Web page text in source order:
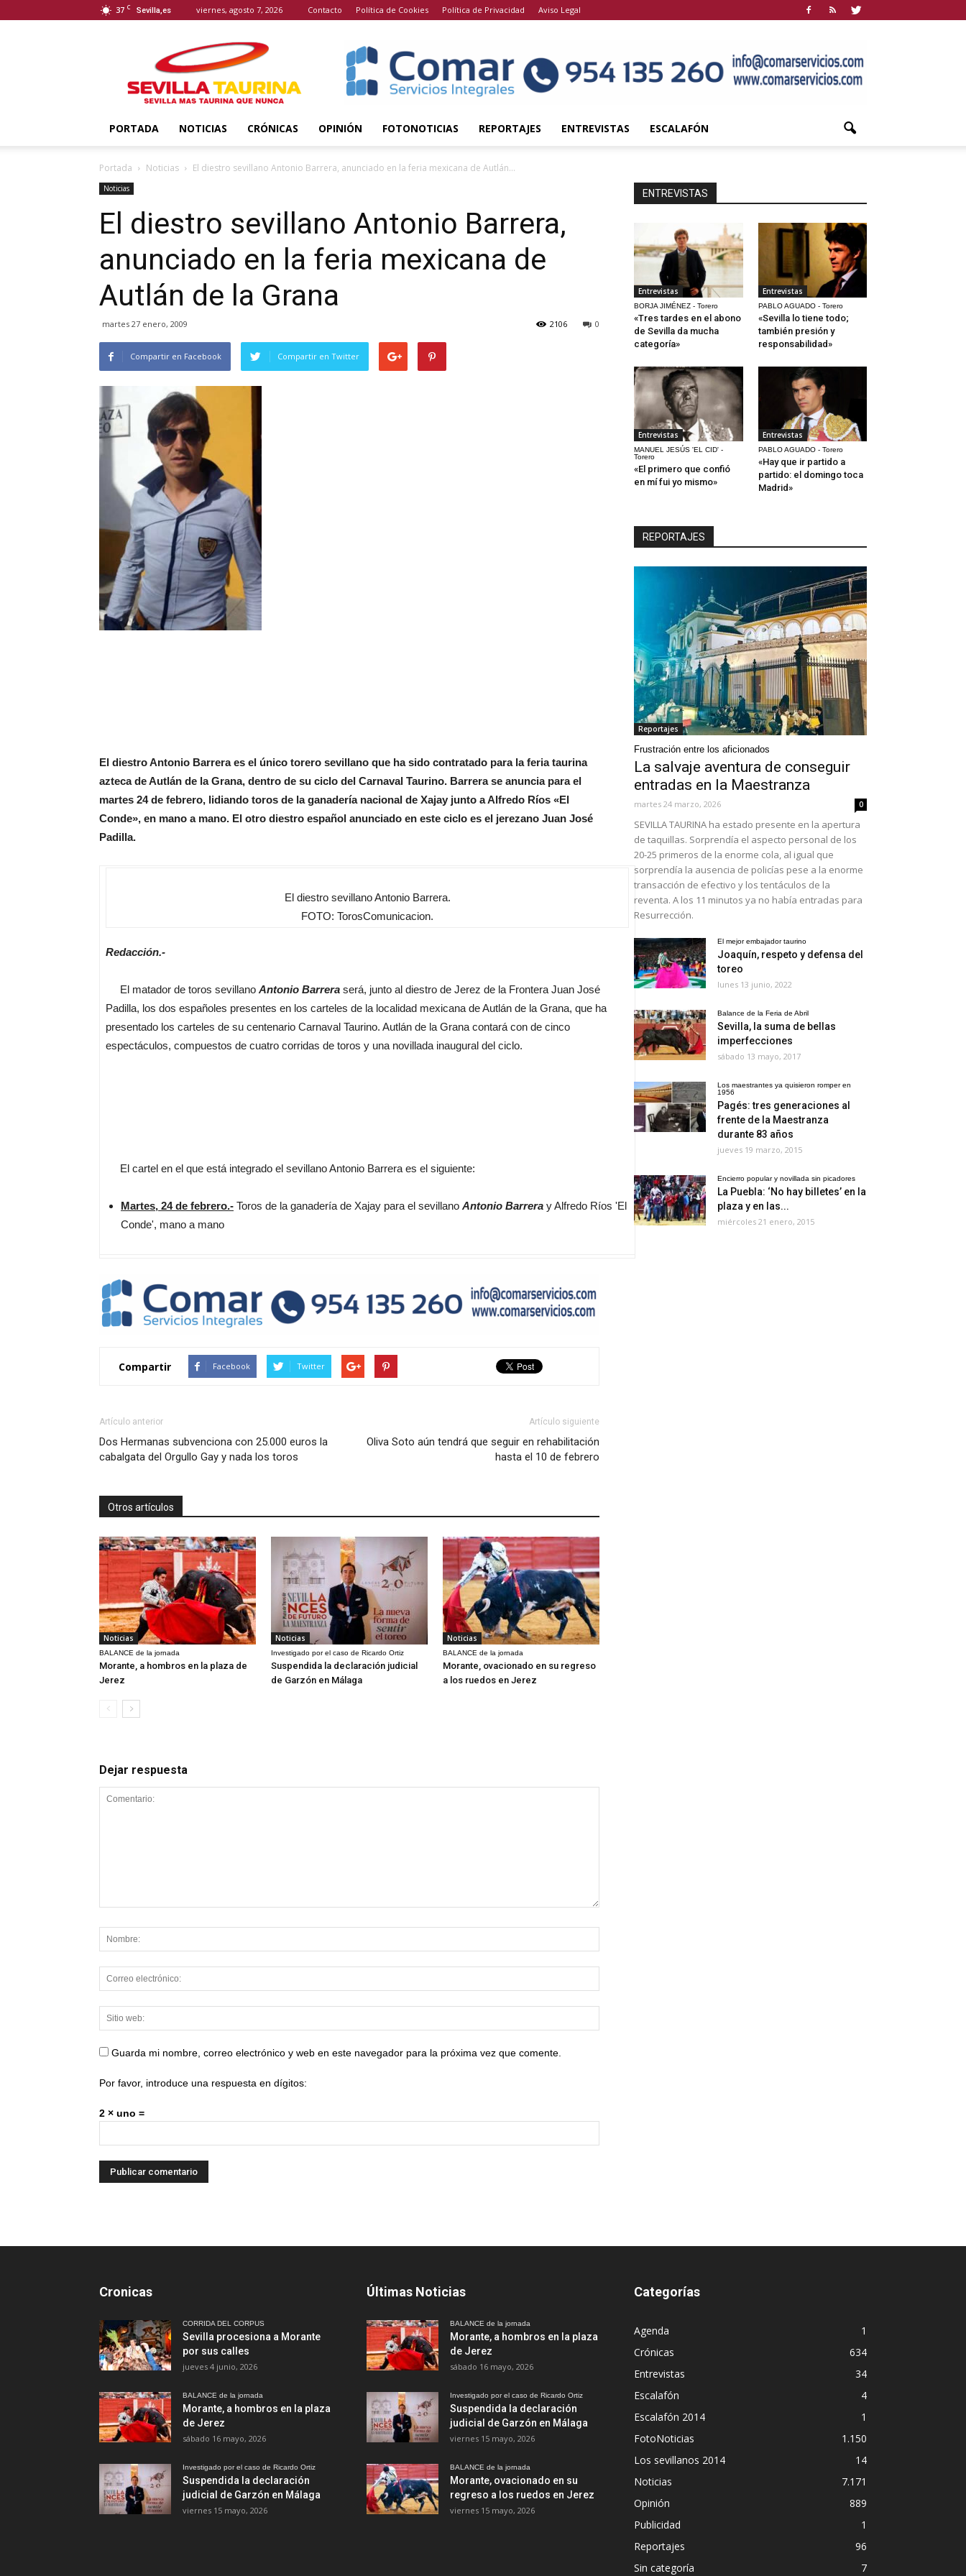
37 C Sevilla,es viernes, agosto 7, 2026 Contacto Política de Cookies Política de Privacidad Aviso Legal
Taurina
PORTADA NOTICIAS CRÓNICAS OPINIÓN FOTONOTICIAS REPORTAJES ENTREVISTAS ESCALAFÓN
Portada Noticias El diestro sevillano Antonio Barrera, anunciado en la feria mexicana de Autlán...
Noticias
El diestro sevillano Antonio Barrera,
anunciado en la feria mexicana de
Autlán de la Grana
martes 27 enero, 2009 0
2106
Compartir en Facebook Compartir en Twitter
El diestro Antonio Barrera es el único torero sevillano que ha sido contratado para la feria taurina
azteca de Autlán de la Grana, dentro de su ciclo del Carnaval Taurino. Barrera se anuncia para el
martes 24 de febrero, lidiando toros de la ganadería nacional de Xajay junto a Alfredo Ríos «El
Conde», en mano a mano. El otro diestro español anunciado en este ciclo es el jerezano Juan José
Padilla.
El diestro sevillano Antonio Barrera.
FOTO: TorosComunicacion.
Redacción.-
El matador de toros sevillano Antonio Barrera será, junto al diestro de Jerez de la Frontera Juan José
Padilla, los dos españoles presentes en los carteles de la localidad mexicana de Autlán de la Grana, que ha
presentado los carteles de su centenario Carnaval Taurino. Autlán de la Grana contará con de cinco
espectáculos, compuestos de cuatro corridas de toros y una novillada inaugural del ciclo.
El cartel en el que está integrado el sevillano Antonio Barrera es el siguiente:
Martes, 24 de febrero.- Toros de la ganadería de Xajay para el sevillano Antonio Barrera y Alfredo Ríos 'El
Conde', mano a mano
Compartir Facebook Twitter
Artículo anterior
Dos Hermanas subvenciona con 25.000 euros la
cabalgata del Orgullo Gay y nada los toros
Artículo siguiente
Oliva Soto aún tendrá que seguir en rehabilitación
hasta el 10 de febrero
Otros artículos
Noticias
BALANCE de la jornada
Morante, a hombros en la plaza de
Jerez
Noticias
Investigado por el caso de Ricardo Ortiz
Suspendida la declaración judicial
de Garzón en Málaga
Noticias
BALANCE de la jornada
Morante, ovacionado en su regreso
a los ruedos en Jerez
Dejar respuesta
Guarda mi nombre, correo electrónico y web en este navegador para la próxima vez que comente.
Por favor, introduce una respuesta en dígitos:
2 × uno =
ENTREVISTAS
Entrevistas
BORJA JIMÉNEZ - Torero
«Tres tardes en el abono
de Sevilla da mucha
categoría»
Entrevistas
PABLO AGUADO - Torero
«Sevilla lo tiene todo;
también presión y
responsabilidad»
Entrevistas
MANUEL JESÚS 'EL CID' -
Torero
«El primero que confió
en mí fui yo mismo»
Entrevistas
PABLO AGUADO - Torero
«Hay que ir partido a
partido: el domingo toca
Madrid»
REPORTAJES
Reportajes
Frustración entre los aficionados
La salvaje aventura de conseguir
entradas en la Maestranza
martes 24 marzo, 2026 0
SEVILLA TAURINA ha estado presente en la apertura
de taquillas. Sorprendía el aspecto personal de los
20-25 primeros de la enorme cola, al igual que
sorprendía la ausencia de policías pese a la enorme
transacción de efectivo y los tentáculos de la
reventa. A los 11 minutos ya no había entradas para
Resurrección.
El mejor embajador taurino
Joaquín, respeto y defensa del
toreo
lunes 13 junio, 2022
Balance de la Feria de Abril
Sevilla, la suma de bellas
imperfecciones
sábado 13 mayo, 2017
Los maestrantes ya quisieron romper en
1956
Pagés: tres generaciones al
frente de la Maestranza
durante 83 años
jueves 19 marzo, 2015
Encierro popular y novillada sin picadores
La Puebla: ‘No hay billetes’ en la
plaza y en las...
miércoles 21 enero, 2015
Cronicas
CORRIDA DEL CORPUS
Sevilla procesiona a Morante
por sus calles
jueves 4 junio, 2026
BALANCE de la jornada
Morante, a hombros en la plaza
de Jerez
sábado 16 mayo, 2026
Investigado por el caso de Ricardo Ortiz
Suspendida la declaración
judicial de Garzón en Málaga
viernes 15 mayo, 2026
Últimas Noticias
BALANCE de la jornada
Morante, a hombros en la plaza
de Jerez
sábado 16 mayo, 2026
Investigado por el caso de Ricardo Ortiz
Suspendida la declaración
judicial de Garzón en Málaga
viernes 15 mayo, 2026
BALANCE de la jornada
Morante, ovacionado en su
regreso a los ruedos en Jerez
viernes 15 mayo, 2026
Categorías
Agenda
1
Crónicas
634
Entrevistas
34
Escalafón
4
Escalafón 2014
1
FotoNoticias
1.150
Los sevillanos 2014
14
Noticias
7.171
Opinión
889
Publicidad
1
Reportajes
96
Sin categoría
7